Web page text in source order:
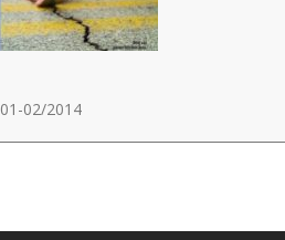
01-02/2014